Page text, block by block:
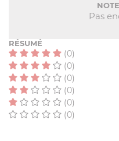
Pas
RÉSUMÉ
(0)
(0)
(0)
(0)
(0)
(0)